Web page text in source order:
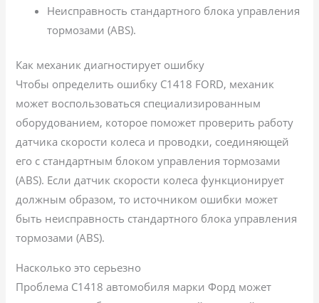
Неисправность стандартного блока управления
тормозами (ABS).
Как механик диагностирует ошибку
Чтобы определить ошибку C1418 FORD, механик
может воспользоваться специализированным
оборудованием, которое поможет проверить работу
датчика скорости колеса и проводки, соединяющей
его с стандартным блоком управления тормозами
(ABS). Если датчик скорости колеса функционирует
должным образом, то источником ошибки может
быть неисправность стандартного блока управления
тормозами (ABS).
Насколько это серьезно
Проблема C1418 автомобиля марки Форд может